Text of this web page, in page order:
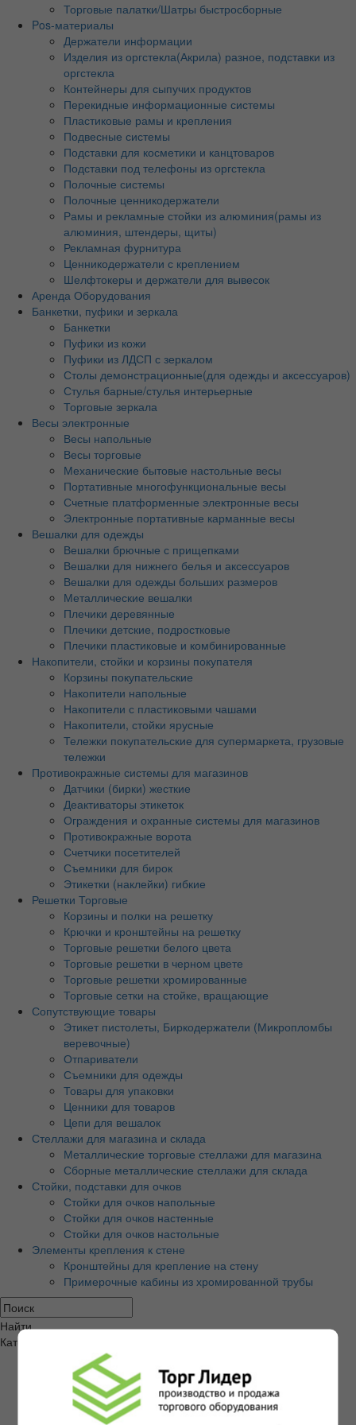
Торговые палатки/Шатры быстросборные
Pos-материалы
Держатели информации
Изделия из оргстекла(Акрила) разное, подставки из
оргстекла
Контейнеры для сыпучих продуктов
Перекидные информационные системы
Пластиковые рамы и крепления
Подвесные системы
Подставки для косметики и канцтоваров
Подставки под телефоны из оргстекла
Полочные системы
Полочные ценникодержатели
Рамы и рекламные стойки из алюминия(рамы из
алюминия, штендеры, щиты)
Рекламная фурнитура
Ценникодержатели с креплением
Шелфтокеры и держатели для вывесок
Аренда Оборудования
Банкетки, пуфики и зеркала
Банкетки
Пуфики из кожи
Пуфики из ЛДСП с зеркалом
Столы демонстрационные(для одежды и аксессуаров)
Стулья барные/стулья интерьерные
Торговые зеркала
Весы электронные
Весы напольные
Весы торговые
Механические бытовые настольные весы
Портативные многофункциональные весы
Счетные платформенные электронные весы
Электронные портативные карманные весы
Вешалки для одежды
Вешалки брючные с прищепками
Вешалки для нижнего белья и аксессуаров
Вешалки для одежды больших размеров
Металлические вешалки
Плечики деревянные
Плечики детские, подростковые
Плечики пластиковые и комбинированные
Накопители, стойки и корзины покупателя
Корзины покупательские
Накопители напольные
Накопители с пластиковыми чашами
Накопители, стойки ярусные
Тележки покупательские для супермаркета, грузовые
тележки
Противокражные системы для магазинов
Датчики (бирки) жесткие
Деактиваторы этикеток
Ограждения и охранные системы для магазинов
Противокражные ворота
Счетчики посетителей
Съемники для бирок
Этикетки (наклейки) гибкие
Решетки Торговые
Корзины и полки на решетку
Крючки и кронштейны на решетку
Торговые решетки белого цвета
Торговые решетки в черном цвете
Торговые решетки хромированные
Торговые сетки на стойке, вращающие
Сопутствующие товары
Этикет пистолеты, Биркодержатели (Микропломбы
веревочные)
Отпариватели
Съемники для одежды
Товары для упаковки
Ценники для товаров
Цепи для вешалок
Стеллажи для магазина и склада
Металлические торговые стеллажи для магазина
Сборные металлические стеллажи для склада
Стойки, подставки для очков
Стойки для очков напольные
Стойки для очков настенные
Стойки для очков настольные
Элементы крепления к стене
Кронштейны для крепление на стену
Примерочные кабины из хромированной трубы
Найти
Категории товаров
Экономпанели и аксессуары